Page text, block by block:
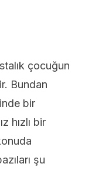
çocuğun
Bundan
bir
hızlı bir
şu